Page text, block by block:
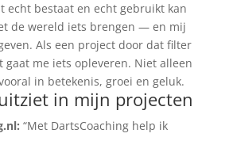
echt bestaat en echt gebruikt kan
de wereld iets brengen — en mij
Als een project door dat filter
gaat me iets opleveren. Niet alleen
in betekenis, groei en geluk.
in mijn projecten
“Met DartsCoaching help ik